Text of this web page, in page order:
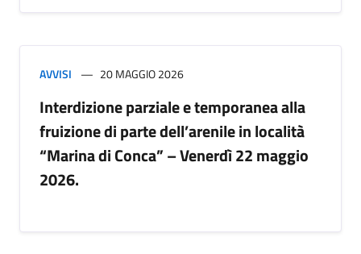
AVVISI 20 MAGGIO 2026
Interdizione parziale e temporanea alla
fruizione di parte dell’arenile in località
“Marina di Conca” – Venerdì 22 maggio
2026.